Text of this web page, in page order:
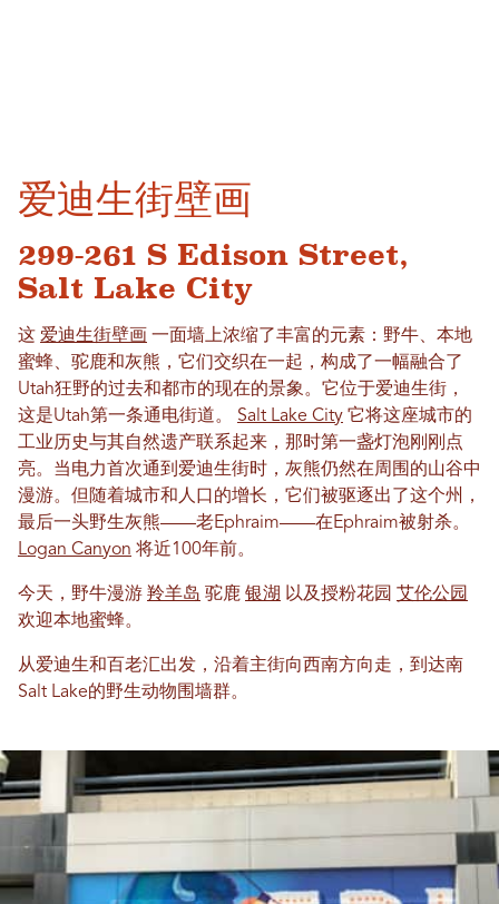
爱迪生街壁画
299-261 S Edison Street,
Salt Lake City
这 爱迪生街壁画 一面墙上浓缩了丰富的元素：野牛、本地
蜜蜂、驼鹿和灰熊，它们交织在一起，构成了一幅融合了
Utah狂野的过去和都市的现在的景象。它位于爱迪生街，
这是Utah第一条通电街道。 Salt Lake City 它将这座城市的
工业历史与其自然遗产联系起来，那时第一盏灯泡刚刚点
亮。当电力首次通到爱迪生街时，灰熊仍然在周围的山谷中
漫游。但随着城市和人口的增长，它们被驱逐出了这个州，
最后一头野生灰熊——老Ephraim——在Ephraim被射杀。
Logan Canyon 将近100年前。
今天，野牛漫游 羚羊岛 驼鹿 银湖 以及授粉花园 艾伦公园
欢迎本地蜜蜂。
从爱迪生和百老汇出发，沿着主街向西南方向走，到达南
Salt Lake的野生动物围墙群。